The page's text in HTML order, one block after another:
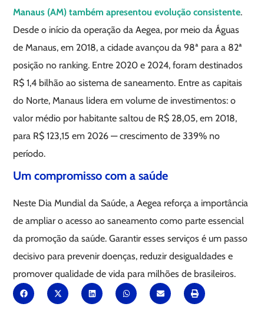
Manaus (AM) também apresentou evolução consistente.
Desde o início da operação da Aegea, por meio da Águas
de Manaus, em 2018, a cidade avançou da 98ª para a 82ª
posição no ranking. Entre 2020 e 2024, foram destinados
R$ 1,4 bilhão ao sistema de saneamento. Entre as capitais
do Norte, Manaus lidera em volume de investimentos: o
valor médio por habitante saltou de R$ 28,05, em 2018,
para R$ 123,15 em 2026 — crescimento de 339% no
período.
Um compromisso com a saúde
Neste Dia Mundial da Saúde, a Aegea reforça a importância
de ampliar o acesso ao saneamento como parte essencial
da promoção da saúde. Garantir esses serviços é um passo
decisivo para prevenir doenças, reduzir desigualdades e
promover qualidade de vida para milhões de brasileiros.